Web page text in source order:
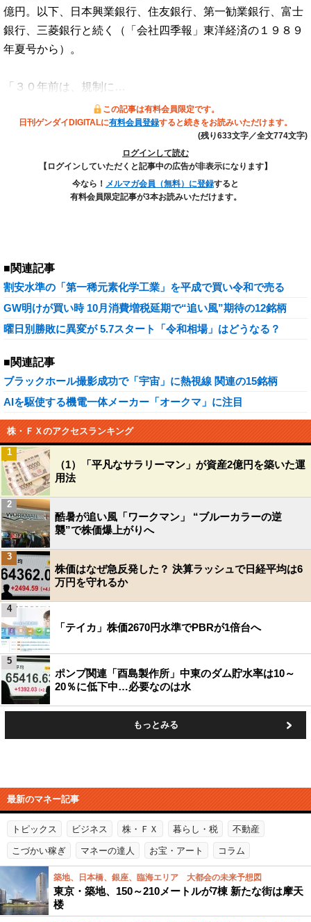
億円。以下、日本興業銀行、住友銀行、第一勧業銀行、富士
銀行、三菱銀行と続く（「会社四季報」東洋経済の１９８９
年夏号から）。
「３０年前は、規制に…
この記事は有料会員限定です。
日刊ゲンダイDIGITALに有料会員登録すると続きをお読みいただけます。
(残り633文字／全文774文字)
ログインして読む
【ログインしていただくと記事中の広告が非表示になります】
今なら！ メルマガ会員（無料）に登録すると
有料会員限定記事が3本お読みいただけます。
■関連記事
割安水準の「第一稀元素化学工業」を平成で買い令和で売る
GW明けが買い時 10月消費増税延期で“追い風”期待の12銘柄
曜日別勝敗に異変が 5.7スタート「令和相場」はどうなる？
■関連記事
ブラックホール撮影成功で「宇宙」に熱視線 関連の15銘柄
AIを駆使する機電一体メーカー「オークマ」に注目
株・ＦＸのアクセスランキング
（1）「平凡なサラリーマン」が資産2億円を築いた運
用法
1
酷暑が追い風「ワークマン」 “ブルーカラーの逆
襲”で株価爆上がりへ
2
株価はなぜ急反発した？ 決算ラッシュで日経平均は6
万円を守れるか
3
「テイカ」株価2670円水準でPBRが1倍台へ
4
ポンプ関連「酉島製作所」中東のダム貯水率は10～
20％に低下中…必要なのは水
5
もっとみる
最新のマネー記事
トピックス ビジネス 株・ＦＸ 暮らし・税 不動産
こづかい稼ぎ マネーの達人 お宝・アート コラム
築地、日本橋、銀座、臨海エリア 大都会の未来予想図
東京・築地、150～210メートルが7棟 新たな街は摩天
楼